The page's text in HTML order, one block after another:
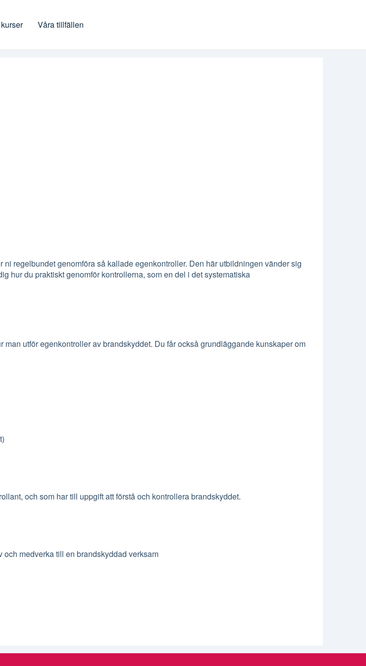
Våra tillfällen
regelbundet genomföra så kallade egenkontroller. Den här utbildningen vänder sig
hur du praktiskt genomför kontrollerna, som en del i det systematiska
utför egenkontroller av brandskyddet. Du får också grundläggande kunskaper om
och som har till uppgift att förstå och kontrollera brandskyddet.
medverka till en brandskyddad verksam